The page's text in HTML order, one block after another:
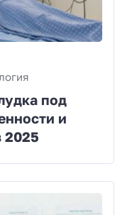
под
и
2025